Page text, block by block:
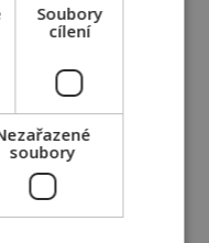
Amerika střílí na
se mu říká
Soubory
cílení
soubory